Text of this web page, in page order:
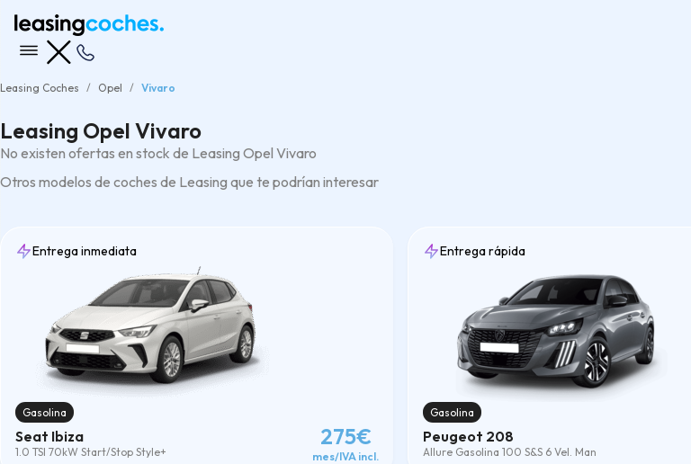
Leasing Coches Opel Vivaro
Leasing Opel Vivaro
No existen ofertas en stock de Leasing Opel Vivaro
Otros modelos de coches de Leasing que te podrían interesar
Entrega inmediata
Gasolina
Seat Ibiza
1.0 TSI 70kW Start/Stop Style+
275€
mes/IVA incl.
Entrega rápida
Gasolina
Peugeot 208
Allure Gasolina 100 S&S 6 Vel. Man